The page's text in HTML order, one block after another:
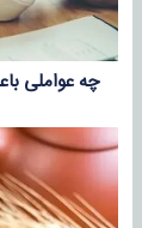
چه عواملی